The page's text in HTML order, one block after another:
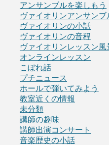
アンサンブルを楽しもう
ヴァイオリンアンサンブ
ヴァイオリンの小話
ヴァイオリンの音程
ヴァイオリンレッスン風
オンラインレッスン
こぼれ話
プチニュース
ホールで弾いてみよう
教室近くの情報
未分類
講師の趣味
講師出演コンサート
音楽歴史の小話